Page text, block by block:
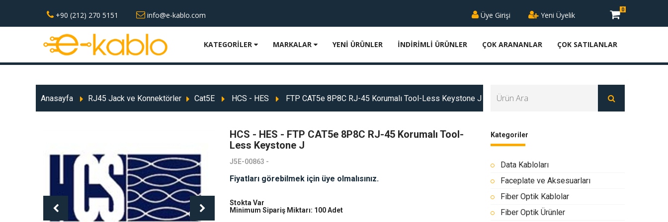
+90 (212) 270 5151 info@e-kablo.com Üye Girişi Yeni Üyelik
0
KATEGORİLER MARKALAR YENİ ÜRÜNLER İNDİRİMLİ ÜRÜNLER ÇOK ARANANLAR ÇOK SATILANLAR
Anasayfa RJ45 Jack ve Konnektörler Cat5E HCS - HES FTP CAT5e 8P8C RJ-45 Korumalı Tool-Less Keystone J
HCS - HES - FTP CAT5e 8P8C RJ-45 Korumalı Tool-
Less Keystone J
J5E-00863 -
Fiyatları görebilmek için üye olmalısınız.
Stokta Var
Minimum Sipariş Miktarı: 100 Adet
Kategoriler
Data Kabloları
Faceplate ve Aksesuarları
Fiber Optik Kablolar
Fiber Optik Ürünler